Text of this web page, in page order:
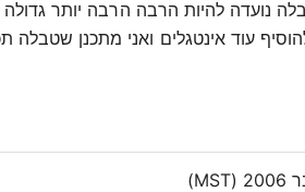
נועדה להיות הרבה הרבה יותר
ואני מתכנן שטבלה תכיל לפחות 350 נוסחאות